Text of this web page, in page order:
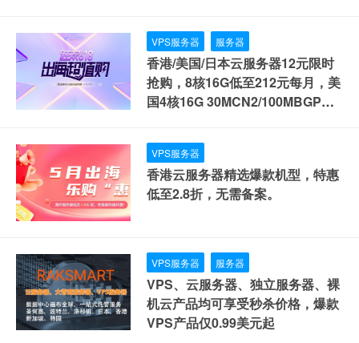
VPS服务器 服务器
香港/美国/日本云服务器12元限时
抢购，8核16G低至212元每月，美
国4核16G 30MCN2/100MBGP仅
VPS服务器
香港云服务器精选爆款机型，特惠
低至2.8折，无需备案。
VPS服务器 服务器
VPS、云服务器、独立服务器、裸
机云产品均可享受秒杀价格，爆款
VPS产品仅0.99美元起